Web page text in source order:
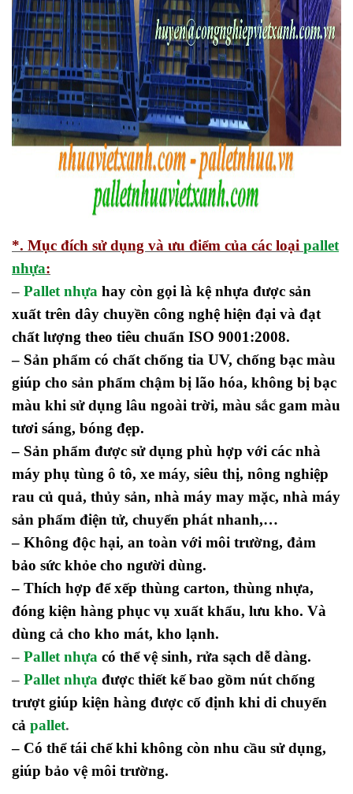
*. Mục đích sử dụng và ưu điểm của các loại pallet
nhựa:
– Pallet nhựa hay còn gọi là kệ nhựa được sản
xuất trên dây chuyền công nghệ hiện đại và đạt
chất lượng theo tiêu chuẩn ISO 9001:2008.
– Sản phẩm có chất chống tia UV, chống bạc màu
giúp cho sản phẩm chậm bị lão hóa, không bị bạc
màu khi sử dụng lâu ngoài trời, màu sắc gam màu
tươi sáng, bóng đẹp.
– Sản phẩm được sử dụng phù hợp với các nhà
máy phụ tùng ô tô, xe máy, siêu thị, nông nghiệp
rau củ quả, thủy sản, nhà máy may mặc, nhà máy
sản phẩm điện tử, chuyển phát nhanh,…
– Không độc hại, an toàn với môi trường, đảm
bảo sức khỏe cho người dùng.
– Thích hợp để xếp thùng carton, thùng nhựa,
đóng kiện hàng phục vụ xuất khẩu, lưu kho. Và
dùng cả cho kho mát, kho lạnh.
– Pallet nhựa có thể vệ sinh, rửa sạch dễ dàng.
– Pallet nhựa được thiết kế bao gồm nút chống
trượt giúp kiện hàng được cố định khi di chuyển
cả pallet.
– Có thể tái chế khi không còn nhu cầu sử dụng,
giúp bảo vệ môi trường.